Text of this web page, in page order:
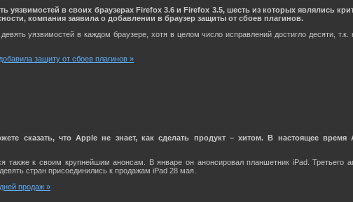
в своих браузерах Firefox 3.6 и Firefox 3.5, шесть из которых являлись
компания заявила о добавлении в браузер защиты от сбоев плагинов.
уязвимостей в каждом браузере, хотя в целом число исправлений достигло десяти,
защиту от сбоев плагинов »
сказать, что Apple не знает, как сделать продукт – хитом. В настоящее время
к своим крупнейшим анонсам. В январе он анонсировал планшетник iPad. Третьего
стран присоединились к продажам iPad 28 мая.
продаж »